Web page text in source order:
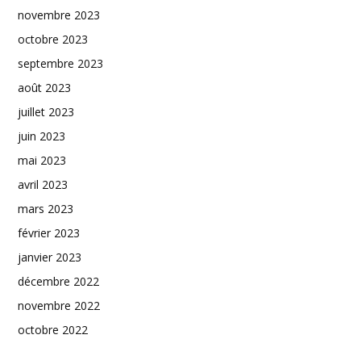
novembre 2023
octobre 2023
septembre 2023
août 2023
juillet 2023
juin 2023
mai 2023
avril 2023
mars 2023
février 2023
janvier 2023
décembre 2022
novembre 2022
octobre 2022